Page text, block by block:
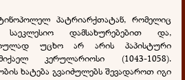
პატრიარქთატან, რომელიც
დამსახურებებით და,
უცხო არ არის პაპისტური
კერულარიოსი (1043-1058).
ხატება გვაიძულებს შევადაროთ იგი